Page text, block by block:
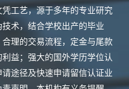
工艺，源于多年的专业研究
术，结合学校出产的毕业
理的交易流程，定金与尾款
益；强大的国外学历学位认
途径及快速申请留信认证业